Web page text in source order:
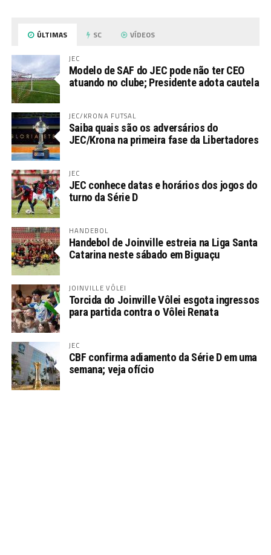
ÚLTIMAS SC VÍDEOS
JEC
Modelo de SAF do JEC pode não ter CEO
atuando no clube; Presidente adota cautela
JEC/KRONA FUTSAL
Saiba quais são os adversários do
JEC/Krona na primeira fase da Libertadores
JEC
JEC conhece datas e horários dos jogos do
turno da Série D
HANDEBOL
Handebol de Joinville estreia na Liga Santa
Catarina neste sábado em Biguaçu
JOINVILLE VÔLEI
Torcida do Joinville Vôlei esgota ingressos
para partida contra o Vôlei Renata
JEC
CBF confirma adiamento da Série D em uma
semana; veja ofício